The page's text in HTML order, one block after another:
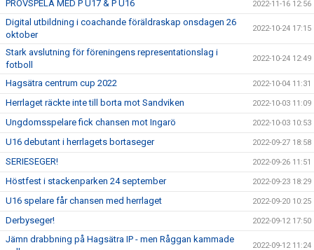
PROVSPELA MED P U17 & P U16 2022-11-16 12:56
Digital utbildning i coachande föräldraskap onsdagen 26
oktober
2022-10-24 17:15
Stark avslutning för föreningens representationslag i
fotboll
2022-10-24 12:49
Hagsätra centrum cup 2022 2022-10-04 11:31
Herrlaget räckte inte till borta mot Sandviken 2022-10-03 11:09
Ungdomsspelare fick chansen mot Ingarö 2022-10-03 10:53
U16 debutant i herrlagets bortaseger 2022-09-27 18:58
SERIESEGER! 2022-09-26 11:51
Höstfest i stackenparken 24 september 2022-09-23 18:29
U16 spelare får chansen med herrlaget 2022-09-20 10:25
Derbyseger! 2022-09-12 17:50
Jämn drabbning på Hagsätra IP - men Råggan kammade
2022-09-12 11:24